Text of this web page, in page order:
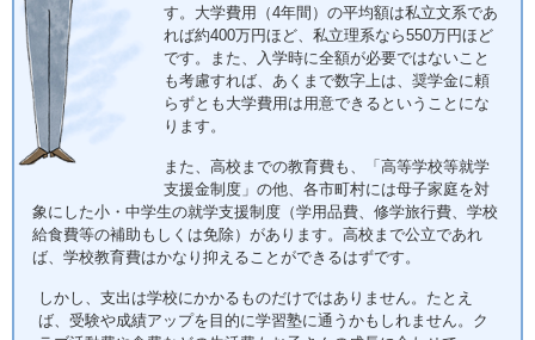
す。大学費用（4年間）の平均額は私立文系であ
れば約400万円ほど、私立理系なら550万円ほど
です。また、入学時に全額が必要ではないこと
も考慮すれば、あくまで数字上は、奨学金に頼
らずとも大学費用は用意できるということにな
ります。
また、高校までの教育費も、「高等学校等就学
支援金制度」の他、各市町村には母子家庭を対
象にした小・中学生の就学支援制度（学用品費、修学旅行費、学校
給食費等の補助もしくは免除）があります。高校まで公立であれ
ば、学校教育費はかなり抑えることができるはずです。
しかし、支出は学校にかかるものだけではありません。たとえ
ば、受験や成績アップを目的に学習塾に通うかもしれません。ク